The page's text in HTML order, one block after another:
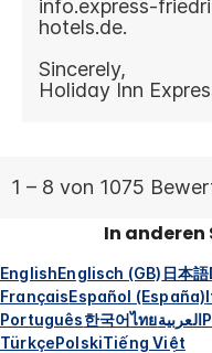
In anderen
EnglishEnglisch (GB) 日本語
FrançaisEspañol (España)
Português한국어ไทยالعربية
TürkçePolskiTiếng Việt